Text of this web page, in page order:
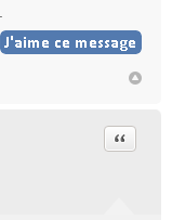
Citer